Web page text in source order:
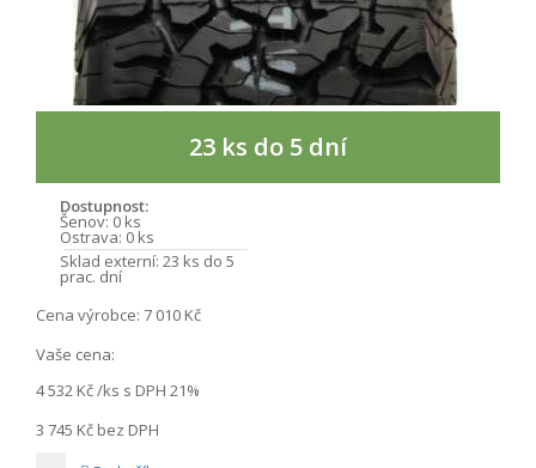
23 ks do 5 dní
Dostupnost:
Šenov: 0 ks
Ostrava: 0 ks
Sklad externí: 23 ks do 5
prac. dní
Cena výrobce: 7 010 Kč
Vaše cena:
4 532 Kč/ks s DPH 21%
3 745 Kč bez DPH